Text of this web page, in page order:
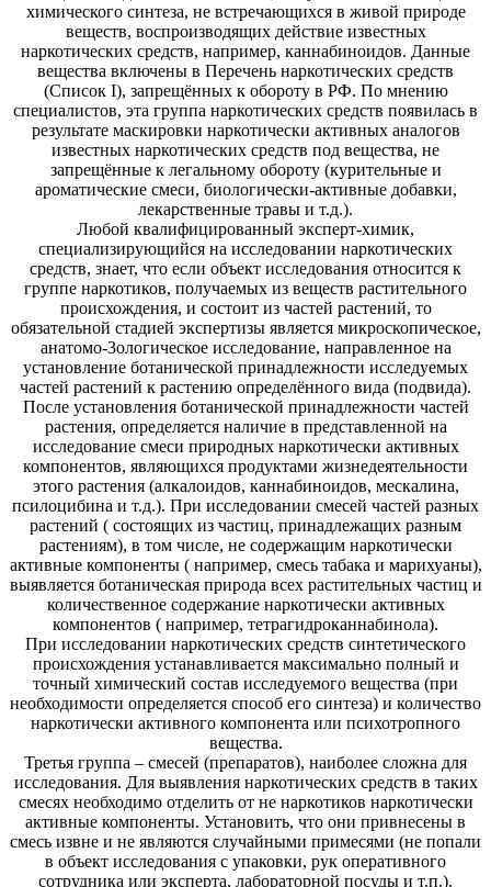
химического синтеза, не встречающихся в живой природе
веществ, воспроизводящих действие известных
наркотических средств, например, каннабиноидов. Данные
вещества включены в Перечень наркотических средств
(Список I), запрещённых к обороту в РФ. По мнению
специалистов, эта группа наркотических средств появилась в
результате маскировки наркотически активных аналогов
известных наркотических средств под вещества, не
запрещённые к легальному обороту (курительные и
ароматические смеси, биологически-активные добавки,
лекарственные травы и т.д.).
Любой квалифицированный эксперт-химик,
специализирующийся на исследовании наркотических
средств, знает, что если объект исследования относится к
группе наркотиков, получаемых из веществ растительного
происхождения, и состоит из частей растений, то
обязательной стадией экспертизы является микроскопическое,
анатомо-3ологическое исследование, направленное на
установление ботанической принадлежности исследуемых
частей растений к растению определённого вида (подвида).
После установления ботанической принадлежности частей
растения, определяется наличие в представленной на
исследование смеси природных наркотически активных
компонентов, являющихся продуктами жизнедеятельности
этого растения (алкалоидов, каннабиноидов, мескалина,
псилоцибина и т.д.). При исследовании смесей частей разных
растений ( состоящих из частиц, принадлежащих разным
растениям), в том числе, не содержащим наркотически
активные компоненты ( например, смесь табака и марихуаны),
выявляется ботаническая природа всех растительных частиц и
количественное содержание наркотически активных
компонентов ( например, тетрагидроканнабинола).
При исследовании наркотических средств синтетического
происхождения устанавливается максимально полный и
точный химический состав исследуемого вещества (при
необходимости определяется способ его синтеза) и количество
наркотически активного компонента или психотропного
вещества.
Третья группа – смесей (препаратов), наиболее сложна для
исследования. Для выявления наркотических средств в таких
смесях необходимо отделить от не наркотиков наркотически
активные компоненты. Установить, что они привнесены в
смесь извне и не являются случайными примесями (не попали
в объект исследования с упаковки, рук оперативного
сотрудника или эксперта, лабораторной посуды и т.п.).